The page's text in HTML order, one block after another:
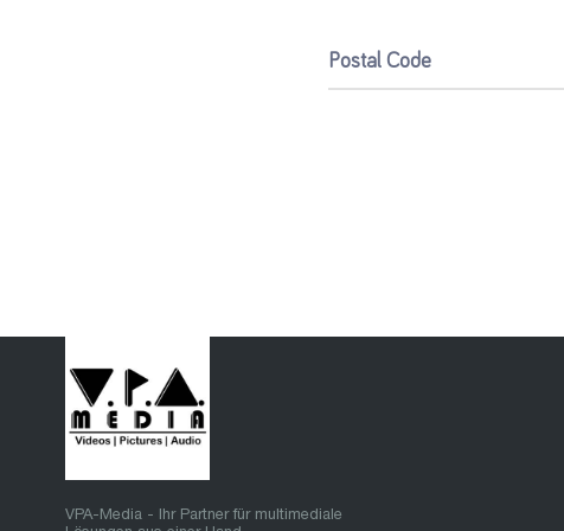
Postal Code
VPA-Media - Ihr Partner für multimediale